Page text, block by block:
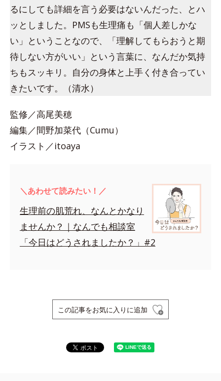
るにしても詳細を言う必要はないんだった、とハ
ッとしました。PMSも生理痛も「個人差しかな
い」ということなので、「理解してもらおうと期
待しない方がいい」という言葉に、なんだか気持
ちもスッキリ。自分の身体と上手く付き合ってい
きたいです。（清水）
監修／高尾美穂
編集／間野加菜代（Cumu）
イラスト／itoaya
＼あわせて読みたい！／
生理前の肌荒れ、なんとかなり
ませんか？｜なんでも相談室
「今日はどうされましたか？」#2
この記事をお気に入りに追加